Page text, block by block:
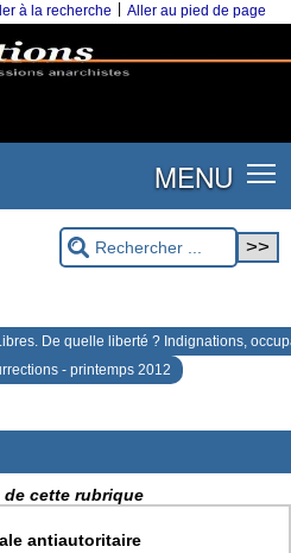
à la recherche Aller au pied de page
MENU
De quelle liberté ? Indignations,
- printemps 2012
cette rubrique
antiautoritaire